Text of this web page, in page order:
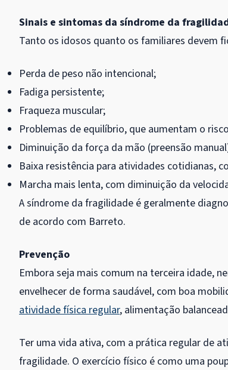
Sinais e sintomas da síndrome da
Tanto os idosos quanto os familiares devem
Perda de peso não intencional;
Fadiga persistente;
Fraqueza muscular;
Problemas de equilíbrio, que aumentam o
Diminuição da força da mão (preensão
Baixa resistência para atividades cotidianas,
Marcha mais lenta, com diminuição da
A síndrome da fragilidade é geralmente
de acordo com Barreto.
Prevenção
Embora seja mais comum na terceira idade,
envelhecer de forma saudável, com boa
atividade física regular, alimentação
Ter uma vida ativa, com a prática regular de
fragilidade. O exercício físico é como uma